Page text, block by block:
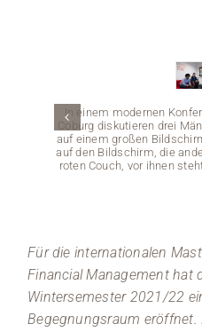
News
Veranstaltungen
In einem modernen
Coburg diskutieren drei
auf einem großen
auf den Bildschirm, die
roten Couch, vor ihnen
Für die internationalen
Financial Management hat
Wintersemester 2021/22
Begegnungsraum eröffnet.